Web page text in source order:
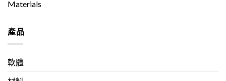
Materials
產品
軟體